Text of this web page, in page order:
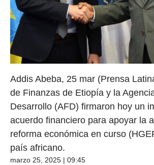
Addis Abeba, 25 mar (Prensa
de Finanzas de Etiopía y la
Desarrollo (AFD) firmaron hoy un
acuerdo financiero para apoyar la
reforma económica en curso
país africano.
marzo 25, 2025 | 09:45